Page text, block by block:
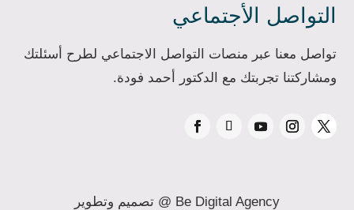
التواصل الأجتماعي
تواصل معنا عبر منصات التواصل الاجتماعي لطرح أسئلتك
ومشاركتنا تجربتك مع الدكتور أحمد فودة.
@ Be Digital Agency